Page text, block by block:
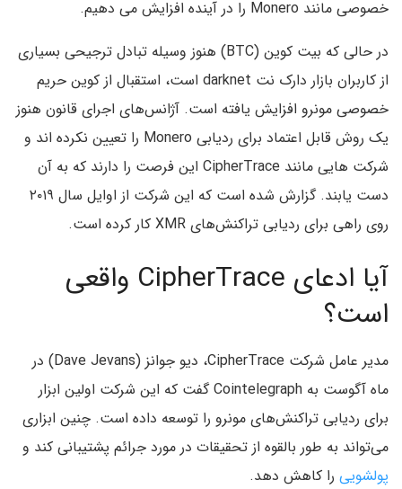
خصوصی مانند Monero را در آینده افزایش می دهیم.
در حالی که بیت کوین (BTC) هنوز وسیله تبادل ترجیحی بسیاری
از کاربران بازار دارک نت darknet است، استقبال از کوین حریم
خصوصی مونرو افزایش یافته است. آژانس‌های اجرای قانون هنوز
یک روش قابل اعتماد برای ردیابی Monero را تعیین نکرده اند و
شرکت هایی مانند CipherTrace این فرصت را دارند که به آن
دست یابند. گزارش شده است که این شرکت از اوایل سال ۲۰۱۹
روی راهی برای ردیابی تراکنش‌های XMR کار کرده است.
آیا ادعای CipherTrace واقعی
است؟
مدیر عامل شرکت CipherTrace، دیو جوانز (Dave Jevans) در
ماه آگوست به Cointelegraph گفت که این شرکت اولین ابزار
برای ردیابی تراکنش‌های مونرو را توسعه داده است. چنین ابزاری
می‌تواند به طور بالقوه از تحقیقات در مورد جرائم پشتیبانی کند و
پولشویی را کاهش دهد.